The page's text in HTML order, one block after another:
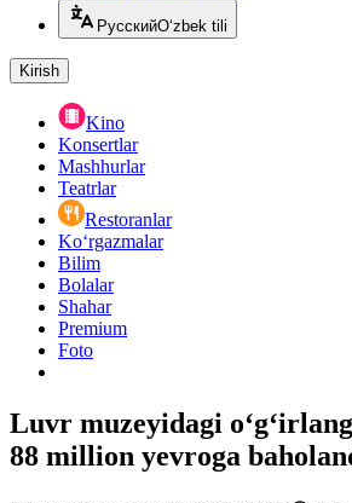
РусскийO‘zbek tili
Kirish
Kino
Konsertlar
Mashhurlar
Teatrlar
Restoranlar
Ko‘rgazmalar
Bilim
Bolalar
Shahar
Premium
Foto
Luvr muzeyidagi
88 million yevroga